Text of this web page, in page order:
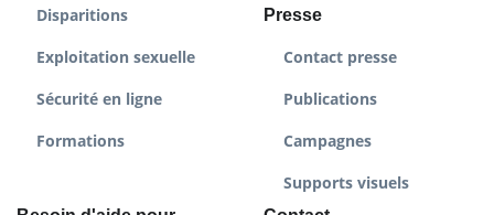
Disparitions
Exploitation sexuelle
Sécurité en ligne
Formations
Presse
Contact presse
Publications
Campagnes
Supports visuels